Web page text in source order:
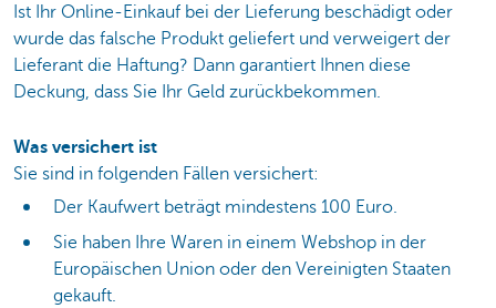
Ist Ihr Online-Einkauf bei der Lieferung beschädigt oder
wurde das falsche Produkt geliefert und verweigert der
Lieferant die Haftung? Dann garantiert Ihnen diese
Deckung, dass Sie Ihr Geld zurückbekommen.
Was versichert ist
Sie sind in folgenden Fällen versichert:
Der Kaufwert beträgt mindestens 100 Euro.
Sie haben Ihre Waren in einem Webshop in der
Europäischen Union oder den Vereinigten Staaten
gekauft.